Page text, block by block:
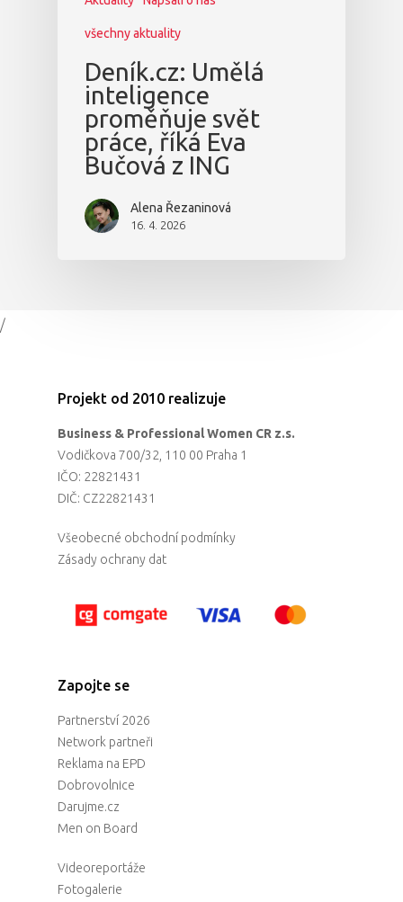
všechny aktuality
Deník.cz: Umělá
inteligence
proměňuje svět
práce, říká Eva
Bučová z ING
Alena Řezaninová
16. 4. 2026
/
Projekt od 2010 realizuje
Business & Professional Women CR z.s.
Vodičkova 700/32, 110 00 Praha 1
IČO: 22821431
DIČ: CZ22821431
Všeobecné obchodní podmínky
Zásady ochrany dat
Zapojte se
Partnerství 2026
Network partneři
Reklama na EPD
Dobrovolnice
Darujme.cz
Men on Board
Videoreportáže
Fotogalerie